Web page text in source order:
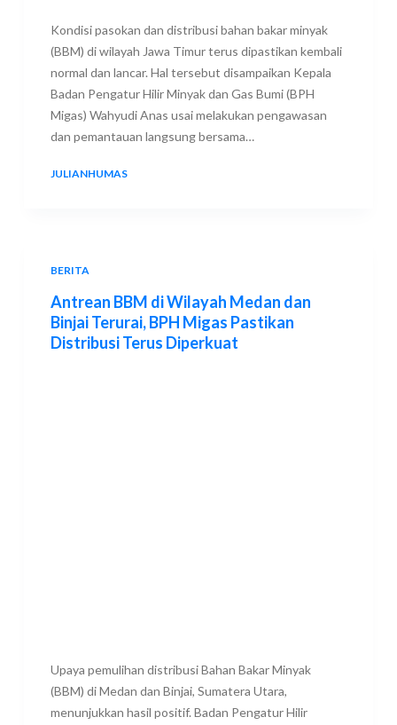
Kondisi pasokan dan distribusi bahan bakar minyak
(BBM) di wilayah Jawa Timur terus dipastikan kembali
normal dan lancar. Hal tersebut disampaikan Kepala
Badan Pengatur Hilir Minyak dan Gas Bumi (BPH
Migas) Wahyudi Anas usai melakukan pengawasan
dan pemantauan langsung bersama…
JULIANHUMAS
BERITA
Antrean BBM di Wilayah Medan dan
Binjai Terurai, BPH Migas Pastikan
Distribusi Terus Diperkuat
Upaya pemulihan distribusi Bahan Bakar Minyak
(BBM) di Medan dan Binjai, Sumatera Utara,
menunjukkan hasil positif. Badan Pengatur Hilir